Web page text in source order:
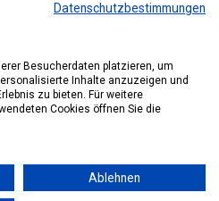
Datenschutzbestimmungen
Besucherdaten platzieren, um
Inhalte anzuzeigen und
zu bieten. Für weitere
Cookies öffnen Sie die
Ablehnen